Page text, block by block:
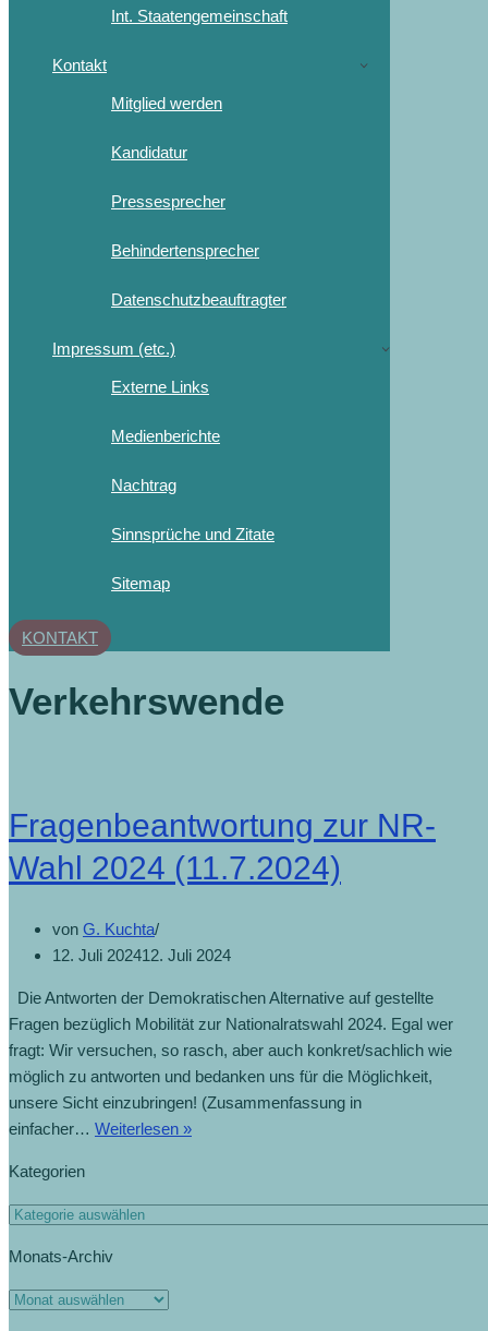
Int. Staatengemeinschaft
Kontakt
Mitglied werden
Kandidatur
Pressesprecher
Behindertensprecher
Datenschutzbeauftragter
Impressum (etc.)
Externe Links
Medienberichte
Nachtrag
Sinnsprüche und Zitate
Sitemap
KONTAKT
Verkehrswende
Fragenbeantwortung zur NR-
Wahl 2024 (11.7.2024)
von G. Kuchta
12. Juli 202412. Juli 2024
Die Antworten der Demokratischen Alternative auf gestellte
Fragen bezüglich Mobilität zur Nationalratswahl 2024. Egal wer
fragt: Wir versuchen, so rasch, aber auch konkret/sachlich wie
möglich zu antworten und bedanken uns für die Möglichkeit,
unsere Sicht einzubringen! (Zusammenfassung in
einfacher… Weiterlesen »Fragenbeantwortung
Wahl
Kategorien
Kategorien
Monats-Archiv
Monats-